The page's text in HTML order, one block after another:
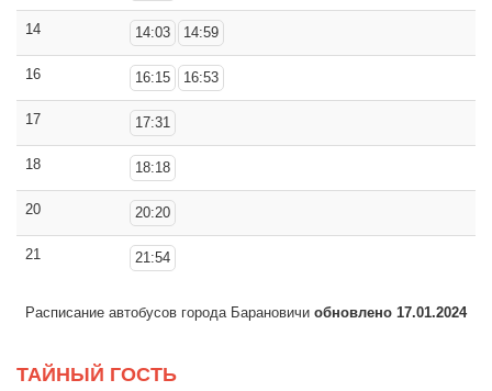
14 14:03 14:59
16 16:15 16:53
17 17:31
18 18:18
20 20:20
21 21:54
Расписание автобусов города Барановичи обновлено 17.01.2024
ТАЙНЫЙ ГОСТЬ